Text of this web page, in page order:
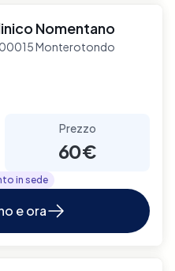
Nomentano
00015 Monterotondo
Prezzo
60€
in sede
e ora